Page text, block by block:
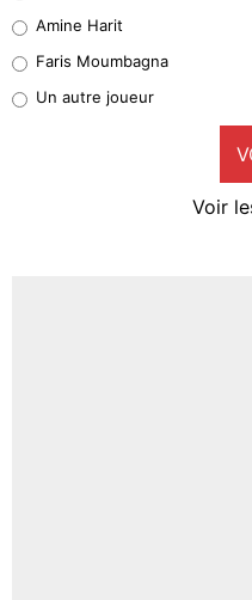
1%
9%
Amine Harit
Faris Moumbagna
Un autre joueur
Voir